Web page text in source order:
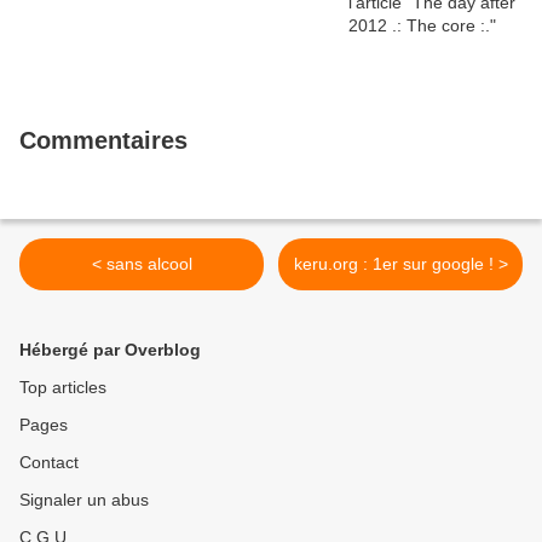
Commentaires
< sans alcool keru.org : 1er sur google ! >
Hébergé par Overblog
Top articles
Pages
Contact
Signaler un abus
C.G.U.